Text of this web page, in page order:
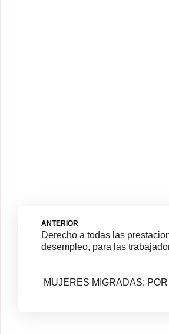
ANTERIOR
Derecho a todas las
desempleo, para las
MUJERES MIGRADAS: